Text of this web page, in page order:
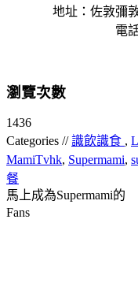
地址：佐敦彌
電
瀏覽次數
1436
Categories //識飲識食 ,
MamiTvhk, Supermami,
餐
馬上成為Supermami的
Fans